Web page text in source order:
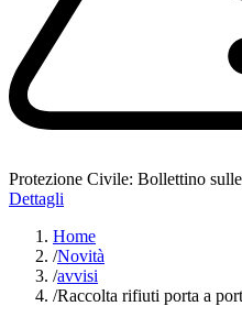
Protezione Civile: Bollettino
Dettagli
Home
/Novità
/avvisi
/Raccolta rifiuti porta a